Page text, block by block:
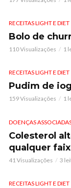
RECEITAS LIGHT E DIET
Bolo de
110 Visualizações 1
RECEITAS LIGHT E DIET
Pudim de
159 Visualizações 1
DOENÇAS
Colesterol
qualquer
41 Visualizações 3
RECEITAS LIGHT E DIET